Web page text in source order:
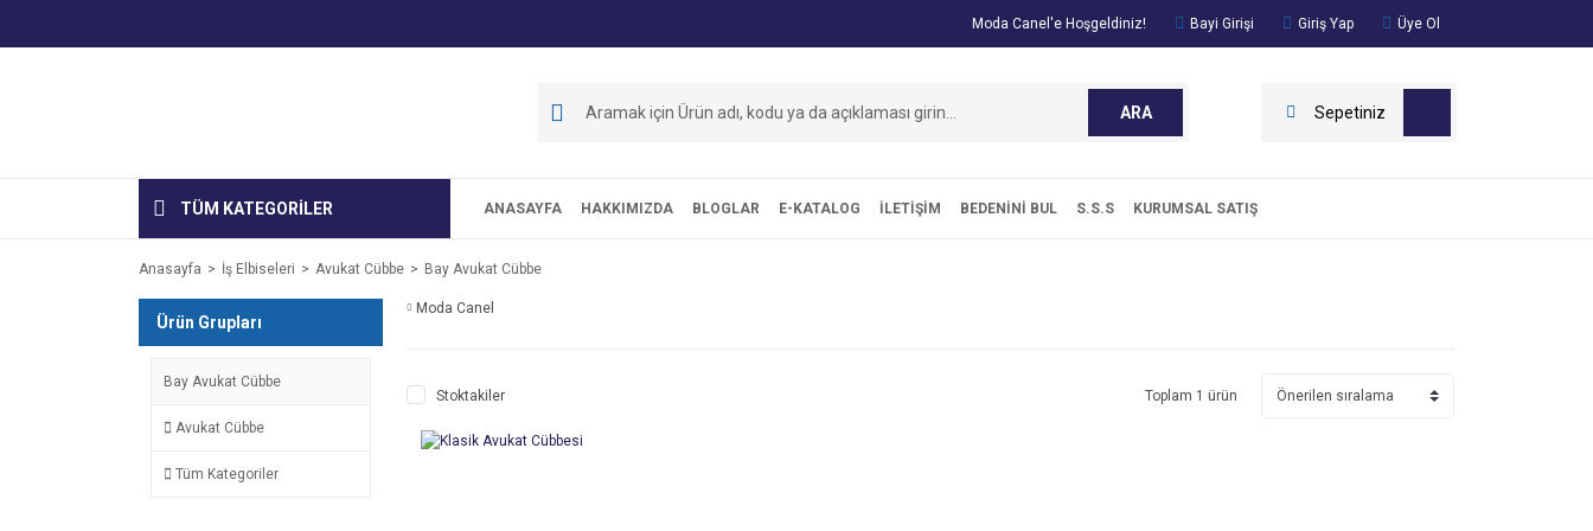
Moda Canel'e Hoşgeldiniz! Bayi Girişi Giriş Yap Üye Ol
ARA Sepetiniz
TÜM KATEGORİLER ANASAYFA HAKKIMIZDA BLOGLAR E-KATALOG İLETİŞİM BEDENİNİ BUL S.S.S KURUMSAL SATIŞ
Anasayfa İş Elbiseleri Avukat Cübbe Bay Avukat Cübbe
Ürün Grupları
Bay Avukat Cübbe
Avukat Cübbe
Tüm Kategoriler
Moda Canel
Stoktakiler Toplam 1 ürün